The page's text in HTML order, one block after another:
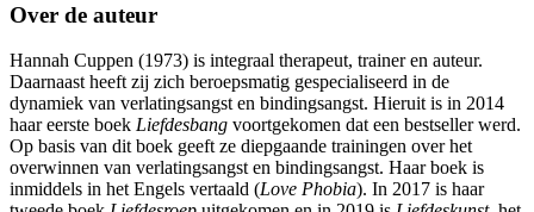
Over de auteur
Hannah Cuppen (1973) is integraal therapeut, trainer en auteur.
Daarnaast heeft zij zich beroepsmatig gespecialiseerd in de
dynamiek van verlatingsangst en bindingsangst. Hieruit is in 2014
haar eerste boek Liefdesbang voortgekomen dat een bestseller werd.
Op basis van dit boek geeft ze diepgaande trainingen over het
overwinnen van verlatingsangst en bindingsangst. Haar boek is
inmiddels in het Engels vertaald (Love Phobia). In 2017 is haar